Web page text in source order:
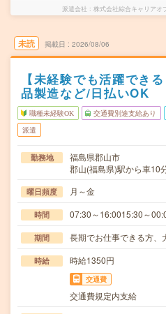
派遣会社 株式会社綜合キャリアオ
未読 掲載日 2026/08/06
【未経験でも活躍でき
品製造など/日払いOK
職種未経験OK 交通費別途支給あり
派遣
勤務地
福島県郡山市
郡山(福島県)駅から車10
曜日頻度 月～金
時間 07:30～16:0015:30～
期間 長期でお仕事できる方、
時給 時給1350円
交通費
交通費規定内支給